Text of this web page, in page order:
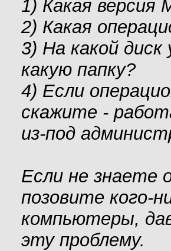
1) Какая версия
2) Какая
3) На какой
какую папку?
4) Если
скажите -
из-под
Если не знаете
позовите кого-
компьютеры,
эту проблему.